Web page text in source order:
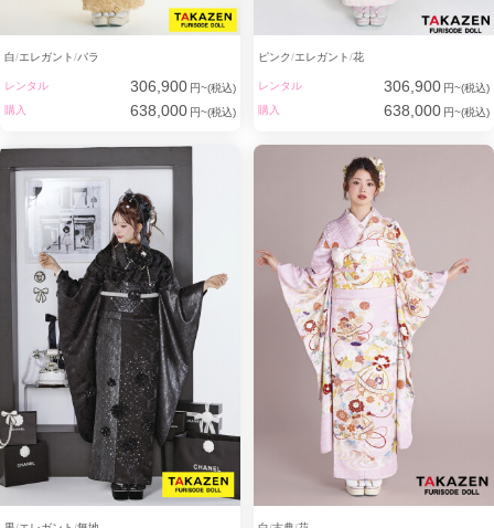
統も時代のトレンドも大切にしながら、
わたしたちはシンプルに
自分たちの“好き”をカタチにします。
誰にも真似できない圧倒的な
可愛さを誇る振袖とコーディネート。
一生に一度の成人式に、
自分が一番かわいいと思って欲しいから
一切の妥協をせずに
『キラキラかわいい一番』を追求します。
白 エレガント バラ
レンタル 306,900 円~(税込)
購入
638,000 円~(税込)
ピンク エレガント 花
レンタル 306,900 円~(税込)
購入
638,000 円~(税込)